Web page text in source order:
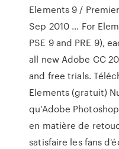
Elements 9 /
Sep 2010 ... For
PSE 9 and PRE 9),
all new Adobe CC
and free trials.
Elements (gratuit)
qu'Adobe
en matière de
satisfaire les fans